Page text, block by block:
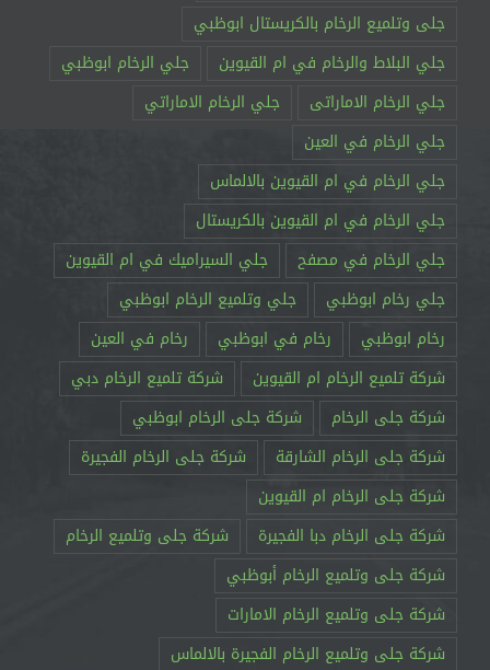
جلى وتلميع الرخام بالكريستال ابوظبي
جلي البلاط والرخام في ام القيوين
جلي الرخام ابوظبي
جلي الرخام الاماراتى
جلي الرخام الاماراتي
جلي الرخام في العين
جلي الرخام في ام القيوين بالالماس
جلي الرخام في ام القيوين بالكريستال
جلي الرخام في مصفح
جلي السيراميك في ام القيوين
جلي رخام ابوظبي
جلي وتلميع الرخام ابوظبي
رخام ابوظبي
رخام في ابوظبي
رخام في العين
شركة تلميع الرخام ام القيوين
شركة تلميع الرخام دبي
شركة جلى الرخام
شركة جلى الرخام ابوظبي
شركة جلى الرخام الشارقة
شركة جلى الرخام الفجيرة
شركة جلى الرخام ام القيوين
شركة جلى الرخام دبا الفجيرة
شركة جلى وتلميع الرخام
شركة جلى وتلميع الرخام أبوظبي
شركة جلى وتلميع الرخام الامارات
شركة جلى وتلميع الرخام الفجيرة بالالماس